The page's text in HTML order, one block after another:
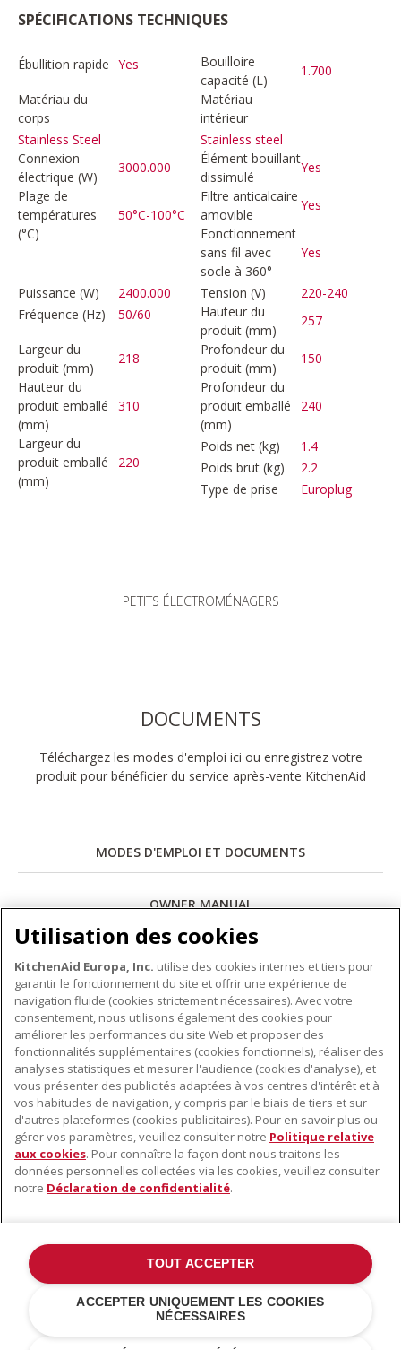
SPÉCIFICATIONS TECHNIQUES
Ébullition rapide Yes
Bouilloire
capacité (L)
1.700
Matériau du
corps
Stainless Steel
Matériau
intérieur
Stainless steel
Connexion
électrique (W)
3000.000
Élément bouillant
dissimulé
Yes
Plage de
températures
(°C)
50°C-100°C
Filtre anticalcaire
amovible
Yes
Fonctionnement
sans fil avec
socle à 360°
Yes
Puissance (W) 2400.000 Tension (V)
220-240
Fréquence (Hz)
50/60
Hauteur du
produit (mm)
257
Largeur du
produit (mm)
218
Profondeur du
produit (mm)
150
Hauteur du
produit emballé
(mm)
310
Profondeur du
produit emballé
(mm)
240
Largeur du
produit emballé
(mm)
220
Poids net (kg)
1.4
Poids brut (kg)
2.2
Type de prise
Europlug
PETITS ÉLECTROMÉNAGERS
DOCUMENTS
Téléchargez les modes d'emploi ici ou enregistrez votre
produit pour bénéficier du service après-vente KitchenAid
MODES D'EMPLOI ET DOCUMENTS
OWNER MANUAL
Télécharger
À PROPOS DE KITCHENAID
À propos de KitchenAid
Histoire de la marque
Communiqués de presse
ODR
NOS PRODUITS
Petits électroménagers
Matériel de cuisine
Accessoires
SERVICE CLIENT
Trouver un magasin
©2022 Tous droits réservés. KitchenAid et la forme du robot pâtissier
multifonction sont des marques déposées aux États Unis et dans
d'autres pays .Déclaration de confidentialité.Cookies.Autres pays
Utilisation des cookies
KitchenAid Europa, Inc. utilise des cookies internes et tiers pour
garantir le fonctionnement du site et offrir une expérience de
navigation fluide (cookies strictement nécessaires). Avec votre
consentement, nous utilisons également des cookies pour
améliorer les performances du site Web et proposer des
fonctionnalités supplémentaires (cookies fonctionnels), réaliser des
analyses statistiques et mesurer l'audience (cookies d'analyse), et
vous présenter des publicités adaptées à vos centres d'intérêt et à
vos habitudes de navigation, y compris par le biais de tiers et sur
d'autres plateformes (cookies publicitaires). Pour en savoir plus ou
gérer vos paramètres, veuillez consulter notre Politique relative
aux cookies. Pour connaître la façon dont nous traitons les
données personnelles collectées via les cookies, veuillez consulter
notre Déclaration de confidentialité.
ACCEPTER UNIQUEMENT LES COOKIES
NÉCESSAIRES
TOUT ACCEPTER